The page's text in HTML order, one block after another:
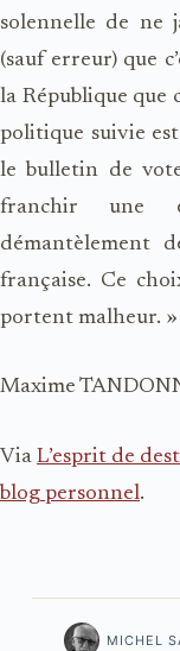
solennelle de ne
(sauf erreur) que
la République que
politique suivie
le bulletin de
franchir une
démantèlement
française. Ce
portent malheur. »
Maxime
Via L’esprit de
blog personnel.
MICHEL